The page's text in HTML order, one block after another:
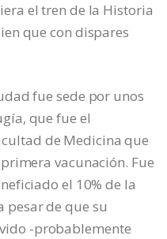
el tren de la Historia
que con dispares
fue sede por unos
que fue el
de Medicina que
vacunación. Fue
el 10% de la
pesar de que su
-probablemente